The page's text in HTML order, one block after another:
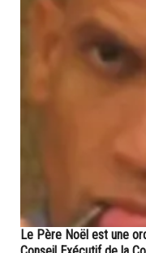
Le Père Noël est une